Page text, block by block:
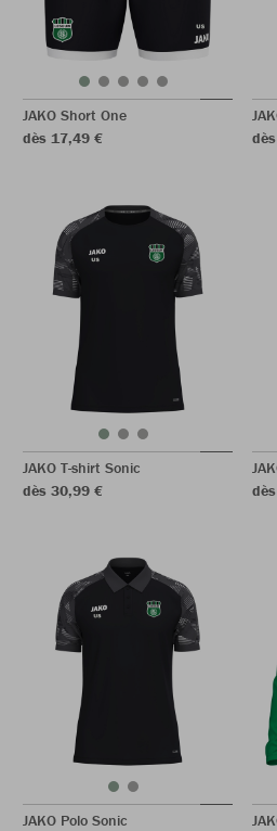
JAKO Short One
dès 17,49 €
JAKO T-shirt Sonic
dès 30,99 €
JAKO Polo Sonic